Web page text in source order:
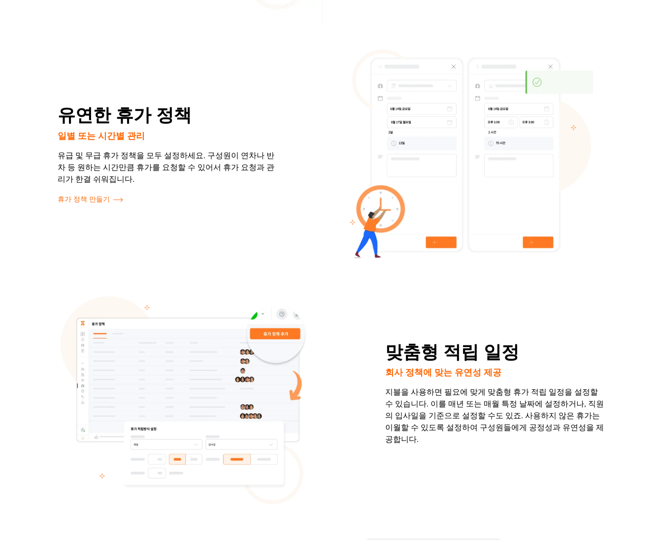
유연한 휴가 정책
일별 또는 시간별 관리
유급 및 무급 휴가 정책을 모두 설정하세요. 구성원이 연차나 반
차 등 원하는 시간만큼 휴가를 요청할 수 있어서 휴가 요청과 관
리가 한결 쉬워집니다.
휴가 정책 만들기
맞춤형 적립 일정
회사 정책에 맞는 유연성 제공
지블을 사용하면 필요에 맞게 맞춤형 휴가 적립 일정을 설정할
수 있습니다. 이를 매년 또는 매월 특정 날짜에 설정하거나, 직원
의 입사일을 기준으로 설정할 수도 있죠. 사용하지 않은 휴가는
이월할 수 있도록 설정하여 구성원들에게 공정성과 유연성을 제
공합니다.